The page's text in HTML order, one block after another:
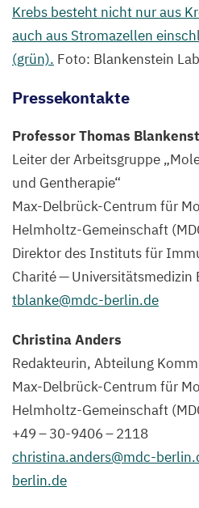
Krebs besteht nicht nur aus
auch aus Stromazellen
(grün). Foto: Blankenstein
Pressekontakte
Professor Thomas
Leiter der Arbeitsgruppe „
und Gentherapie“
Max-Delbrück-Centrum für
Helmholtz-Gemeinschaft (
Direktor des Instituts für
Charité — Universitätsmedizin
tblanke@​mdc-​berlin.​de
Christina Anders
Redakteurin, Abteilung
Max-Delbrück-Centrum für
Helmholtz-Gemeinschaft (
+49–30-9406–2118
christina.​anders@​mdc-​
berlin.​de